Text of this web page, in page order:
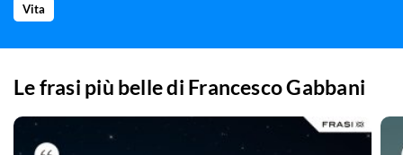
Vita
Le frasi più belle di Francesco Gabbani